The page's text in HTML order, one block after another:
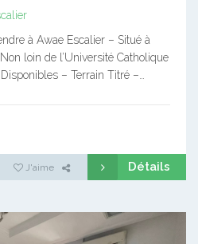
à Awae Escalier – Situé à
loin de l’Université Catholique
– Terrain Titré –…
J'aime Détails